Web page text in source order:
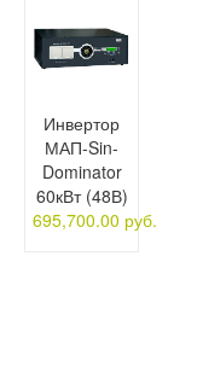
Контакты
Инвертор
МАП-Sin-
Dominator
60кВт (48В)
695,700.00 руб.